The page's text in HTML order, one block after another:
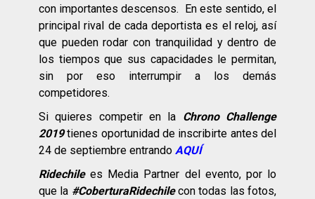
con importantes descensos. En este sentido, el
principal rival de cada deportista es el reloj, así
que pueden rodar con tranquilidad y dentro de
los tiempos que sus capacidades le permitan,
sin por eso interrumpir a los demás
competidores.
Si quieres competir en la Chrono Challenge
2019tienes oportunidad de inscribirte antes del
24 de septiembre entrando AQUÍ
Ridechilees Media Partner del evento, por lo
que la #CoberturaRidechilecon todas las fotos,